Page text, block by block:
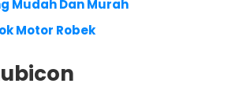
Mudah Dan Murah
Motor Robek